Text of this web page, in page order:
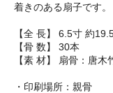
着きのある扇子です。
【全 長】 6.5寸 約
【骨 数】 30本
【素 材】 扇骨：唐
・印刷場所：親骨